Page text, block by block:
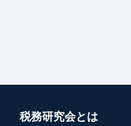
税務研究会とは